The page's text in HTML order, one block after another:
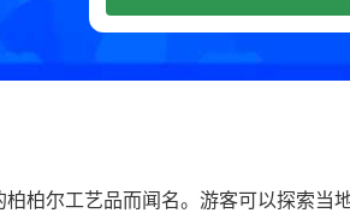
柏尔工艺品而闻名。游客可以探索当